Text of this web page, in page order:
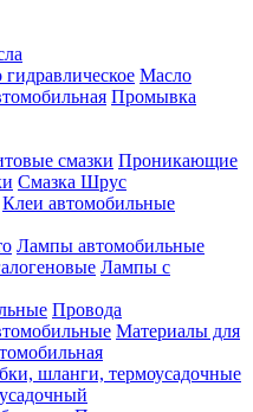
Масло
Промывка
смазки Проникающие
Смазка Шрус
Клеи автомобильные
Лампы автомобильные
Лампы с
Провода
Материалы для
шланги, термоусадочные